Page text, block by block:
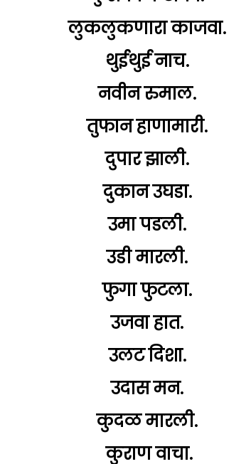
लुकलुकणारा काजवा.
थुईथुई नाच.
नवीन रुमाल.
तुफान हाणामारी.
दुपार झाली.
दुकान उघडा.
उमा पडली.
उडी मारली.
फुगा फुटला.
उजवा हात.
उलट दिशा.
उदास मन.
कुदळ मारली.
कुराण वाचा.